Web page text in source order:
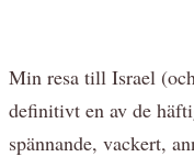
Min resa till Israel
definitivt en av de
spännande, vackert,